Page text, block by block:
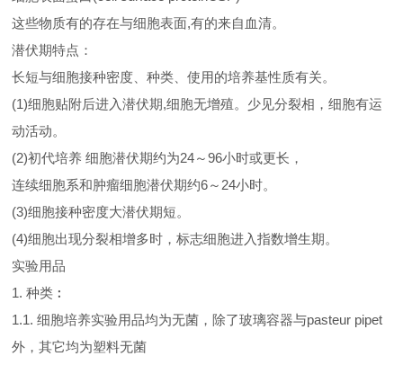
这些物质有的存在与细胞表面,有的来自血清。
潜伏期特点：
长短与细胞接种密度、种类、使用的培养基性质有关。
(1)细胞贴附后进入潜伏期,细胞无增殖。少见分裂相，细胞有运
动活动。
(2)初代培养 细胞潜伏期约为24～96小时或更长，
连续细胞系和肿瘤细胞潜伏期约6～24小时。
(3)细胞接种密度大潜伏期短。
(4)细胞出现分裂相增多时，标志细胞进入指数增生期。
实验用品
1. 种类︰
1.1. 细胞培养实验用品均为无菌，除了玻璃容器与pasteur pipet
外，其它均为塑料无菌